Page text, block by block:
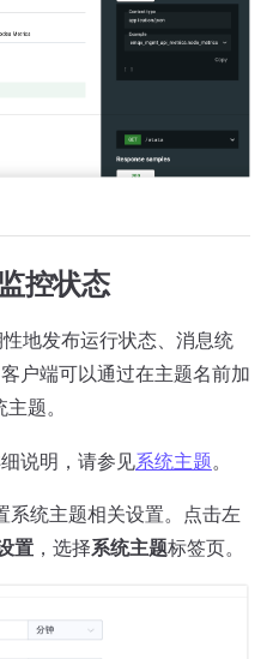
控状态
地发布运行状态、消息统
户端可以通过在主题名前加
题。
说明，请参见系统主题。
系统主题相关设置。点击左
置 ，选择系统主题标签页。